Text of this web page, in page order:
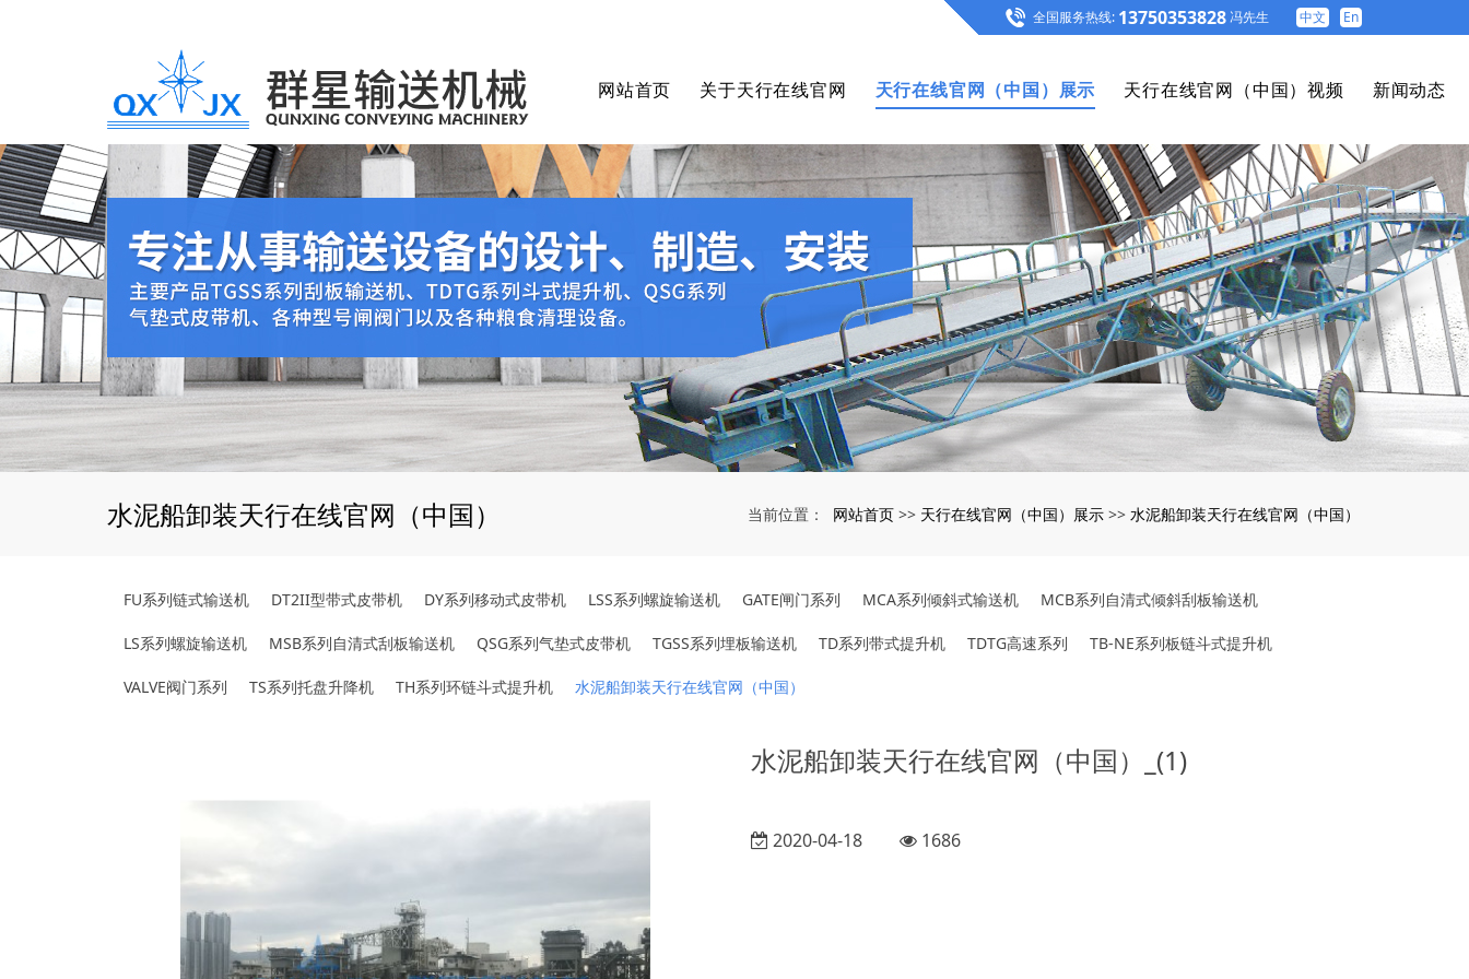
全国服务热线: 13750353828冯先生 中文 En
网站首页 关于天行在线官网 天行在线官网（中国）展示 天行在线官网（中国）视频 新闻动态
水泥船卸装天行在线官网（中国） 当前位置： 网站首页 >> 天行在线官网（中国）展示 >> 水泥船卸装天行在线官网（中国）
FU系列链式输送机 DT2II型带式皮带机 DY系列移动式皮带机 LSS系列螺旋输送机 GATE闸门系列 MCA系列倾斜式输送机 MCB系列自清式倾斜刮板输送机
LS系列螺旋输送机 MSB系列自清式刮板输送机 QSG系列气垫式皮带机 TGSS系列埋板输送机 TD系列带式提升机 TDTG高速系列 TB-NE系列板链斗式提升机
VALVE阀门系列 TS系列托盘升降机 TH系列环链斗式提升机 水泥船卸装天行在线官网（中国）
水泥船卸装天行在线官网（中国）_(1)
2020-04-18 1686